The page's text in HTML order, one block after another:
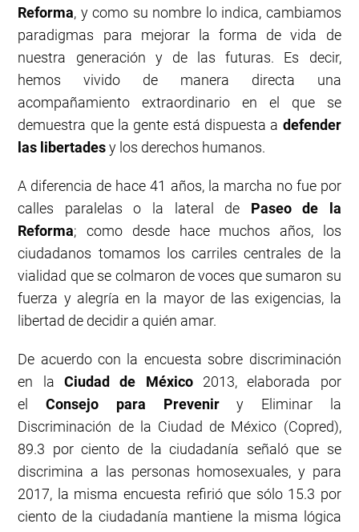
Reforma, y como su nombre lo indica, cambiamos
paradigmas para mejorar la forma de vida de
nuestra generación y de las futuras. Es decir,
hemos vivido de manera directa una
acompañamiento extraordinario en el que se
demuestra que la gente está dispuesta a defender
las libertadesy los derechos humanos.
A diferencia de hace 41 años, la marcha no fue por
calles paralelas o la lateral de Paseo de la
Reforma; como desde hace muchos años, los
ciudadanos tomamos los carriles centrales de la
vialidad que se colmaron de voces que sumaron su
fuerza y alegría en la mayor de las exigencias, la
libertad de decidir a quién amar.
De acuerdo con la encuesta sobre discriminación
en la Ciudad de México2013, elaborada por
el
Consejo para Preveniry Eliminar la
Discriminación de la Ciudad de México (Copred),
89.3 por ciento de la ciudadanía señaló que se
discrimina a las personas homosexuales, y para
2017, la misma encuesta refirió que sólo 15.3 por
ciento de la ciudadanía mantiene la misma lógica